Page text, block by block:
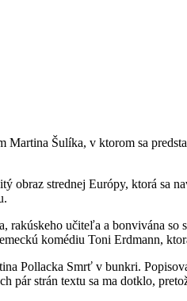
Šulíka, v ktorom sa
obraz strednej Európy, ktorá sa
učiteľa a bonvivána so
komédiu Toni Erdmann,
Pollacka Smrť v bunkri.
strán textu sa ma dotklo,